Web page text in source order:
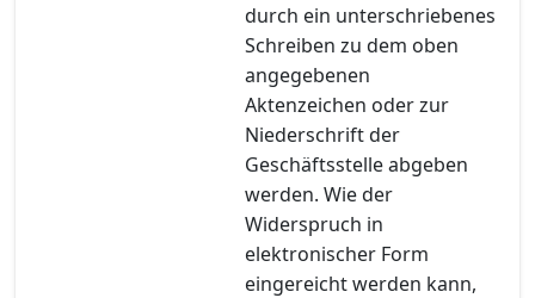
durch ein unterschriebenes
Schreiben zu dem oben
angegebenen
Aktenzeichen oder zur
Niederschrift der
Geschäftsstelle abgeben
werden. Wie der
Widerspruch in
elektronischer Form
eingereicht werden kann,